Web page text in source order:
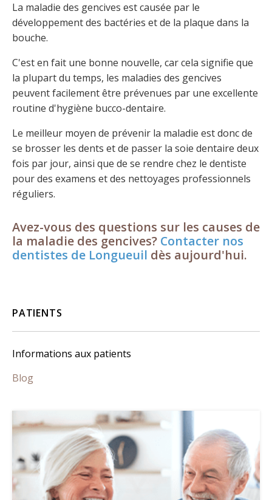
La maladie des gencives est causée par le
développement des bactéries et de la plaque dans la
bouche.
C'est en fait une bonne nouvelle, car cela signifie que
la plupart du temps, les maladies des gencives
peuvent facilement être prévenues par une excellente
routine d'hygiène bucco-dentaire.
Le meilleur moyen de prévenir la maladie est donc de
se brosser les dents et de passer la soie dentaire deux
fois par jour, ainsi que de se rendre chez le dentiste
pour des examens et des nettoyages professionnels
réguliers.
Avez-vous des questions sur les causes de
la maladie des gencives? Contacter nos
dentistes de Longueuil dès aujourd'hui.
PATIENTS
Informations aux patients
Blog